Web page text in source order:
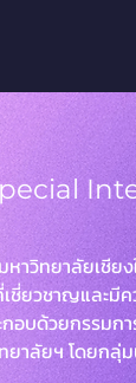
าวิทยาลัยเชี
ชี่ยวชาญและมี
อบด้วยกรรม
าลัยฯ โดยกลุ่